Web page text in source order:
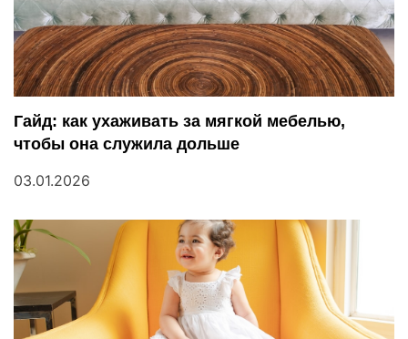
и
с
я
м
Гайд: как ухаживать за мягкой мебелью,
чтобы она служила дольше
03.01.2026